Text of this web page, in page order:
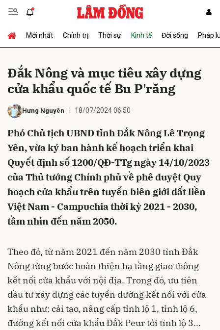
Mới nhất Chính trị Thời sự Kinh tế Đời sống Pháp
Đắk Nông và mục tiêu xây dựng
cửa khẩu quốc tế Bu P'răng
Hưng Nguyên 18/07/2024 06:50
Phó Chủ tịch UBND tỉnh Đắk Nông Lê Trọng
Yên, vừa ký ban hành kế hoạch triển khai
Quyết định số 1200/QĐ-TTg ngày 14/10/2023
của Thủ tướng Chính phủ về phê duyệt Quy
hoạch cửa khẩu trên tuyến biên giới đất liền
Việt Nam - Campuchia thời kỳ 2021 - 2030,
tầm nhìn đến năm 2050.
Theo đó, từ năm 2021 đến năm 2030 tỉnh Đắk
Nông từng bước hoàn thiện hạ tầng giao thông
kết nối cửa khẩu với nội địa. Trong đó, ưu tiên
đầu tư xây dựng các tuyến đường kết nối với cửa
khẩu như: cải tạo, nâng cấp tỉnh lộ 1, tỉnh lộ 6,
đường kết nối cửa khẩu Đắk Peur tới tỉnh lộ 3...
Gửi bình luận
Hủy Gửi